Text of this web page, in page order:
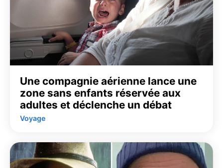
Une compagnie aérienne lance une
zone sans enfants réservée aux
adultes et déclenche un débat
Voyage